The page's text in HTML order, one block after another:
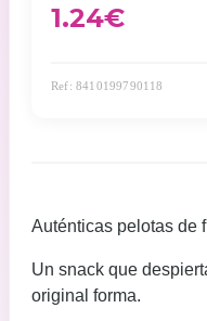
1.24€
Ref: 8410199790118
Auténticas pelotas de
Un snack que
original forma.